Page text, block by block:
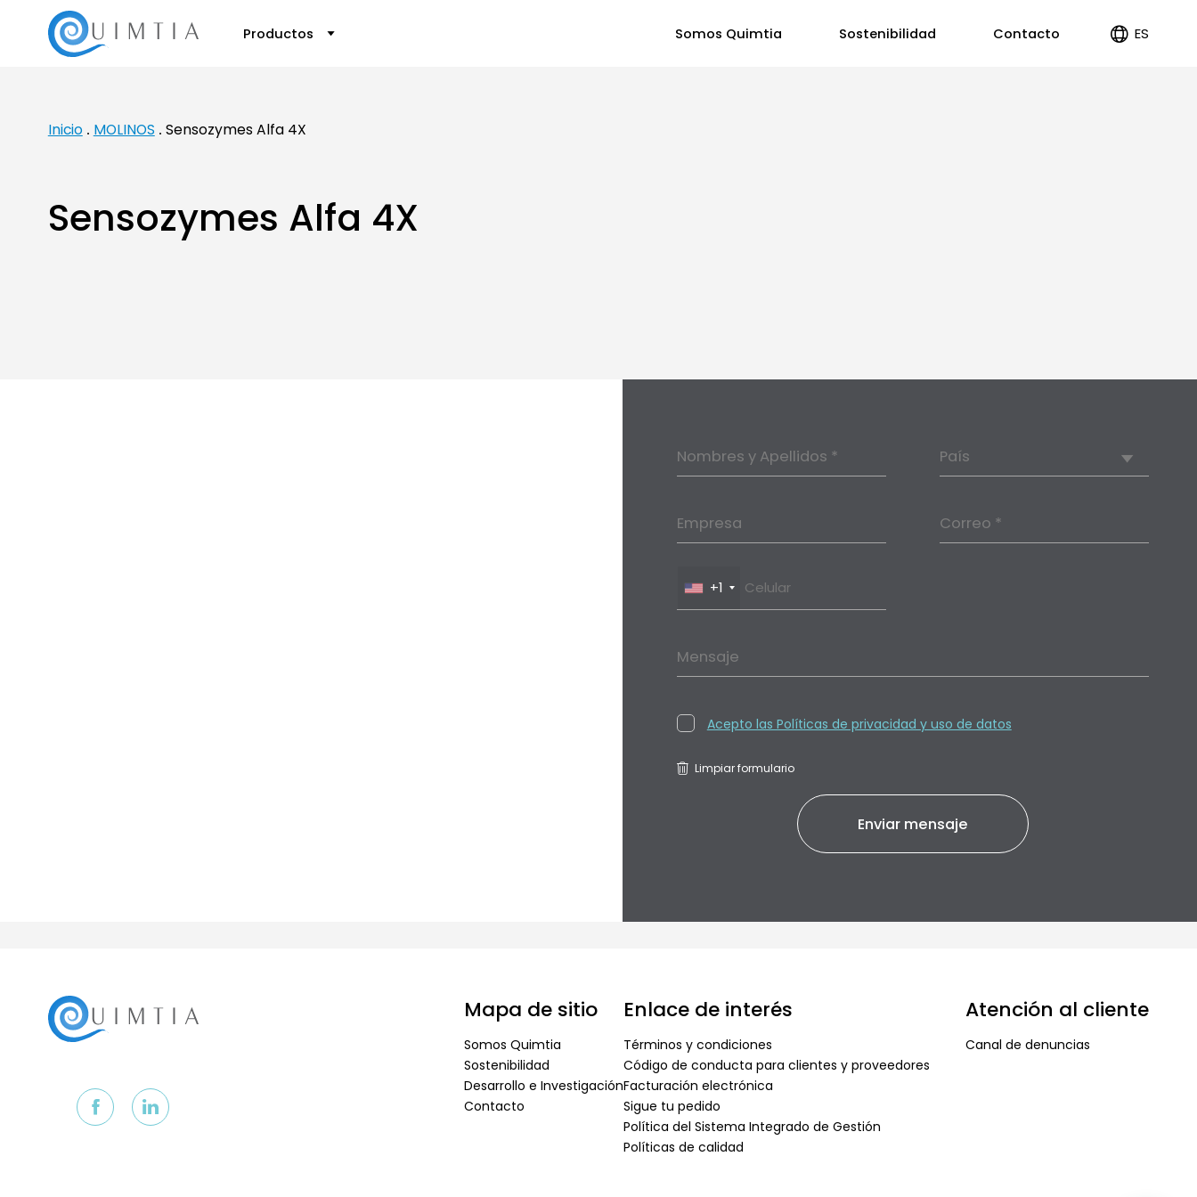
Productos Somos Quimtia Sostenibilidad Contacto ES
Inicio
MOLINOS Sensozymes Alfa 4X
Sensozymes Alfa 4X
Nombres y Apellidos * País
Empresa Correo *
+1
Mensaje
Acepto las Políticas de privacidad y uso de datos
Limpiar formulario
Mapa de sitio
Somos Quimtia
Sostenibilidad
Desarrollo e Investigación
Contacto
Enlace de interés
Términos y condiciones
Código de conducta para clientes y proveedores
Facturación electrónica
Sigue tu pedido
Política del Sistema Integrado de Gestión
Políticas de calidad
Atención al cliente
Canal de denuncias